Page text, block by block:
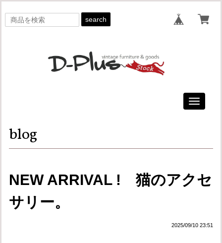
search
Toggle
blog
NEW ARRIVAL ! 猫のアクセ
サリー。
2025/09/10 23:51